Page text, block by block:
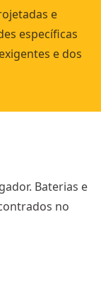
e
específicas
e dos
Baterias e
no